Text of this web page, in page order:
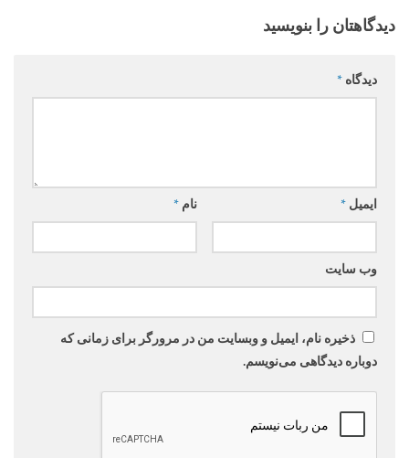
دیدگاهتان را بنویسید
دیدگاه *
نام * ایمیل *
وب‌ سایت
ذخیره نام، ایمیل و وبسایت من در مرورگر برای زمانی که
دوباره دیدگاهی می‌نویسم.